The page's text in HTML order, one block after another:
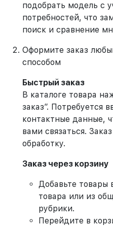
подобрать модель с
потребностей, что
поиск и сравнение
Оформите заказ
способом
Быстрый заказ
В каталоге товара
заказ”. Потребуется
контактные данные,
вами связаться.
обработку.
Заказ через корзину
Добавьте товары
товара или из
рубрики.
Перейдите в